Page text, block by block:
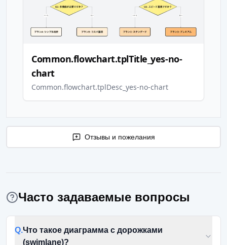
Common.flowchart.tplTitle_yes-no-
chart
Common.flowchart.tplDesc_yes-no-chart
Отзывы и пожелания
Часто задаваемые вопросы
Q.Что такое диаграмма с дорожками
(swimlane)?